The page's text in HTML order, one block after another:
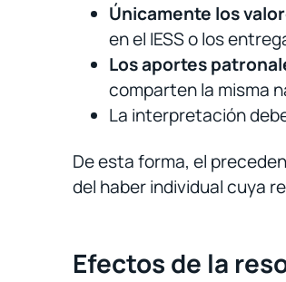
Únicamente los
en el IESS o los
Los aportes
comparten la misma
La interpretación
De esta forma, el
del haber individual cuya
Efectos de la